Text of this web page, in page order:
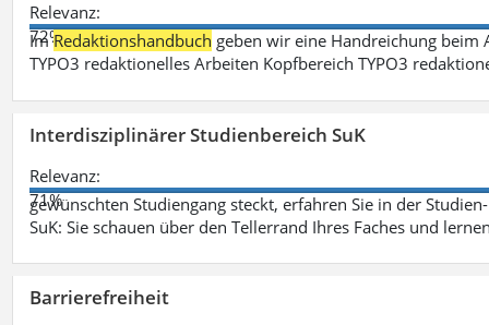
Relevanz:
72%
ImRedaktionshandbuch geben wir eine Handreichung beim
TYPO3 redaktionelles Arbeiten Kopfbereich TYPO3
Interdisziplinärer Studienbereich SuK
Relevanz:
71%
gewünschten Studiengang steckt, erfahren Sie in der
SuK: Sie schauen über den Tellerrand Ihres Faches und
Barrierefreiheit